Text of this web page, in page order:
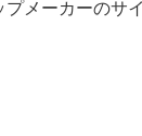
メーカーのサ